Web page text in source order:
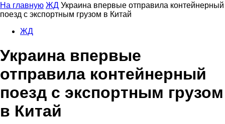
На главную ЖД Украина впервые отправила контейнерный
поезд с экспортным грузом в Китай
ЖД
Украина впервые
отправила контейнерный
поезд с экспортным грузом
в Китай